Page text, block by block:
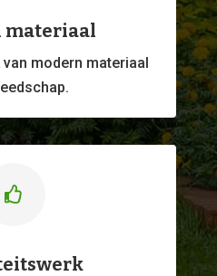
materiaal
modern materiaal
